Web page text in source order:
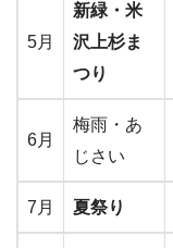
5月
新緑・米
沢上杉ま
つり
6月
梅雨・あ
じさい
7月 夏祭り